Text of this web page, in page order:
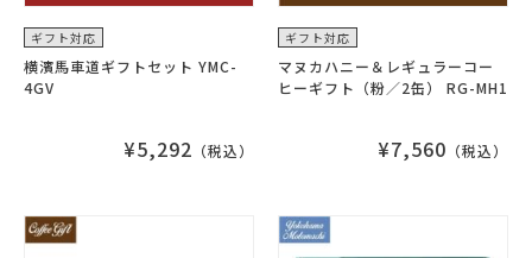
ギフト対応
横濱馬車道ギフトセット YMC-
4GV
¥5,292 （税込）
ギフト対応
マヌカハニー＆レギュラーコー
ヒーギフト（粉／2缶） RG-MH1
¥7,560 （税込）